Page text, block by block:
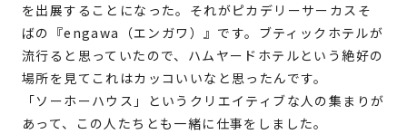
を出展することになった。それがピカデリーサーカスそ
ばの『engawa（エンガワ）』です。ブティックホテルが
流行ると思っていたので、ハムヤードホテルという絶好の
場所を見てこれはカッコいいなと思ったんです。
「ソーホーハウス」というクリエイティブな人の集まりが
あって、この人たちとも一緒に仕事をしました。